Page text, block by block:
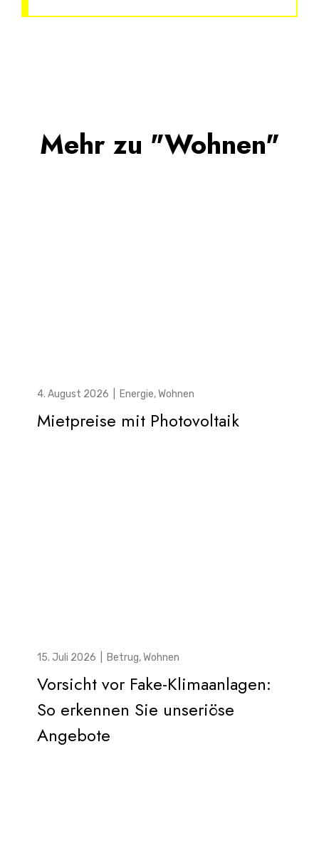
Mehr zu "Wohnen"
4. August 2026 Energie,Wohnen
Mietpreise mit Photovoltaik
15. Juli 2026 Betrug,Wohnen
Vorsicht vor Fake-Klimaanlagen:
So erkennen Sie unseriöse
Angebote